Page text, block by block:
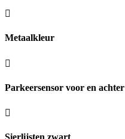
Metaalkleur
Parkeersensor voor en achter